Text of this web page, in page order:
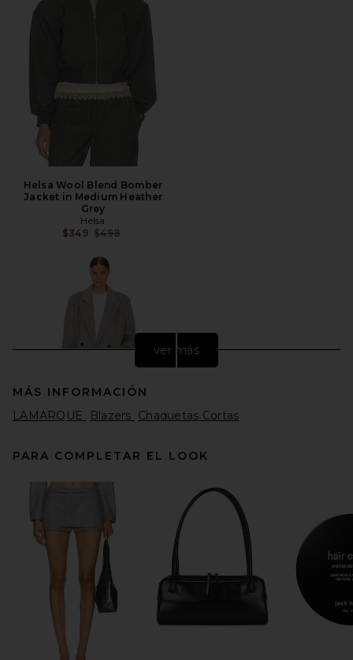
Helsa Wool Blend Bomber
Jacket in Medium Heather
Grey
Helsa
$349 Precio anterior:
$498
Coat in Grey
Helsa
$350
Precio anterior:
$699
ver más
MÁS INFORMACIÓN
LAMARQUE
Blazers Chaquetas Cortas
PARA COMPLETAR EL LOOK